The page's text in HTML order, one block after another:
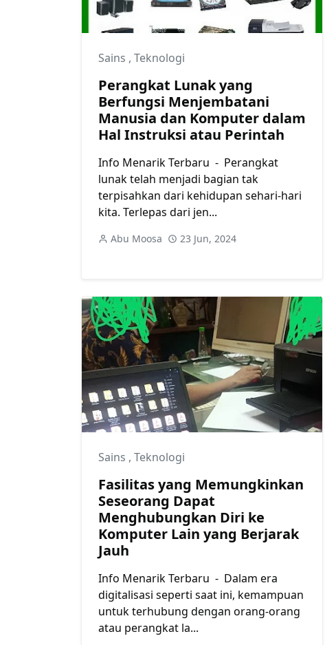
Sains , Teknologi
Perangkat Lunak yang
Berfungsi Menjembatani
Manusia dan Komputer dalam
Hal Instruksi atau Perintah
Info Menarik Terbaru - Perangkat
lunak telah menjadi bagian tak
terpisahkan dari kehidupan sehari-hari
kita. Terlepas dari jen...
Abu Moosa 23 Jun, 2024
Sains , Teknologi
Fasilitas yang Memungkinkan
Seseorang Dapat
Menghubungkan Diri ke
Komputer Lain yang Berjarak
Jauh
Info Menarik Terbaru - Dalam era
digitalisasi seperti saat ini, kemampuan
untuk terhubung dengan orang-orang
atau perangkat la...